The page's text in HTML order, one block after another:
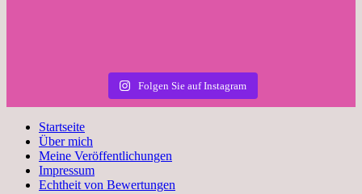
Folgen Sie auf Instagram
Startseite
Über mich
Meine Veröffentlichungen
Impressum
Echtheit von Bewertungen